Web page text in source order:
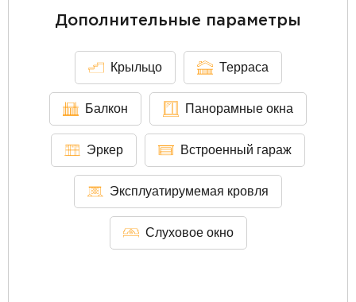
Дополнительные параметры
Крыльцо Терраса
Балкон Панорамные окна
Эркер Встроенный гараж
Эксплуатирумемая кровля
Слуховое окно